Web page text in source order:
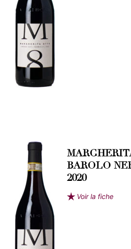
BAROLO
2020
Voir la fiche